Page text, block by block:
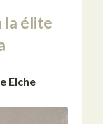
la élite
Elche